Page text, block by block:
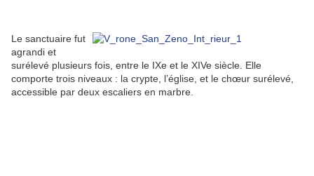
Le sanctuaire fut
agrandi et
surélevé plusieurs fois, entre le IXe et le XIVe siècle. Elle
comporte trois niveaux : la crypte, l’église, et le chœur surélevé,
accessible par deux escaliers en marbre.